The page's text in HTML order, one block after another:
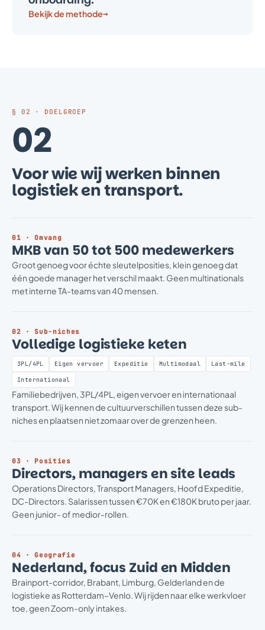
Bekijk de methode→
§ 02 · DOELGROEP
02
Voor wie wij werken binnen
logistiek en transport.
01 · Omvang
MKB van 50 tot 500 medewerkers
Groot genoeg voor échte sleutelposities, klein genoeg dat
één goede manager het verschil maakt. Geen multinationals
met interne TA-teams van 40 mensen.
02 · Sub-niches
Volledige logistieke keten
3PL/4PL Eigen vervoer Expeditie Multimodaal Last-mile
Internationaal
Familiebedrijven, 3PL/4PL, eigen vervoer en internationaal
transport. Wij kennen de cultuurverschillen tussen deze sub-
niches en plaatsen niet zomaar over de grenzen heen.
03 · Posities
Directors, managers en site leads
Operations Directors, Transport Managers, Hoofd Expeditie,
DC-Directors. Salarissen tussen €70K en €180K bruto per jaar.
Geen junior- of medior-rollen.
04 · Geografie
Nederland, focus Zuid en Midden
Brainport-corridor, Brabant, Limburg, Gelderland en de
logistieke as Rotterdam–Venlo. Wij rijden naar elke werkvloer
toe, geen Zoom-only intakes.